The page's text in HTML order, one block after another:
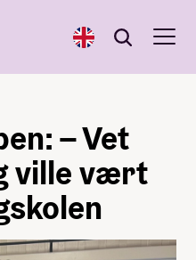
English Søk
Søk
– Vet
ville vært